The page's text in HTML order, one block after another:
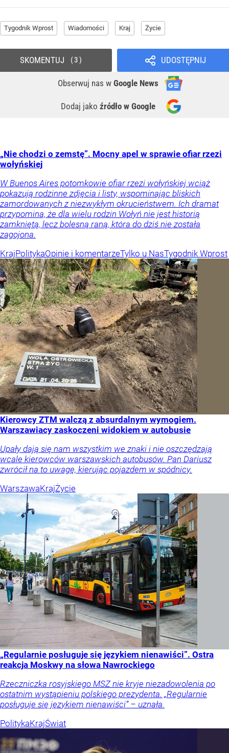
Tygodnik Wprost Wiadomości Kraj Życie
UDOSTĘPNIJ
Obserwuj nas w Google News
Dodaj jako źródło w Google
SKOMENTUJ 3
„Nie chodzi o zemstę”. Mocny apel w sprawie ofiar rzezi
wołyńskiej
W Buenos Aires potomkowie ofiar rzezi wołyńskiej wciąż
pokazują rodzinne zdjęcia i listy, wspominając bliskich
zamordowanych z niezwykłym okrucieństwem. Ich dramat
przypomina, że dla wielu rodzin Wołyń nie jest historią
zamkniętą, lecz bolesną raną, która do dziś nie została
zagojona.
KrajPolitykaOpinie i komentarzeTylko u NasTygodnik Wprost
Kierowcy ZTM walczą z absurdalnym wymogiem.
Warszawiacy zaskoczeni widokiem w autobusie
Upały dają się nam wszystkim we znaki i nie oszczędzają
wcale kierowców warszawskich autobusów. Pan Dariusz
zwrócił na to uwagę, kierując pojazdem w spódnicy.
WarszawaKrajŻycie
„Regularnie posługuje się językiem nienawiści”. Ostra
reakcja Moskwy na słowa Nawrockiego
Rzeczniczka rosyjskiego MSZ nie kryje niezadowolenia po
ostatnim wystąpieniu polskiego prezydenta. „Regularnie
posługuje się językiem nienawiści” – uznała.
PolitykaKrajŚwiat